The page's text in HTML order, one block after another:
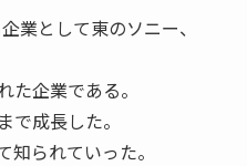
して東のソニー、
企業である。
成長した。
られていった。